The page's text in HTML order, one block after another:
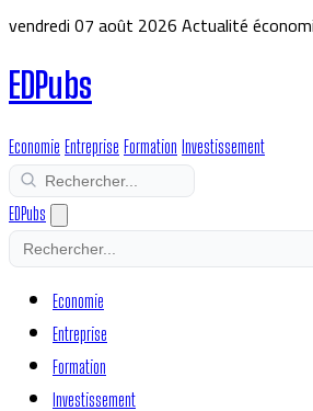
vendredi 07 août 2026Actualité
EDPubs
Economie Entreprise Formation Investissement
EDPubs
Economie
Entreprise
Formation
Investissement